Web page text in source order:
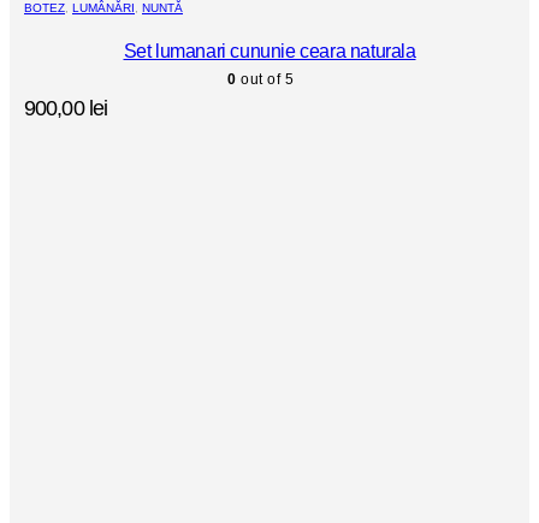
BOTEZ LUMÂNĂRI NUNTĂ
Set lumanari cununie ceara naturala
0 out of 5
900,00 lei